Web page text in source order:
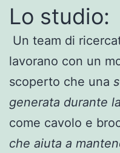
Lo studio:
Un team di
lavorano con un
scoperto che una
generata durante
come cavolo e
che aiuta a